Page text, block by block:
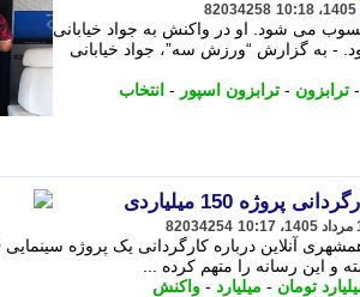
82034258
می شود. او در واکنش به جواد خیابانی
- به گزارش “ورزش سه”، جواد خیابانی
- ترابزون - ترابزون اسپور - انتخاب
150 میلیاردی
82034254
و این رسانه را متهم کرده ...
تومان - میلیارد - واکنش